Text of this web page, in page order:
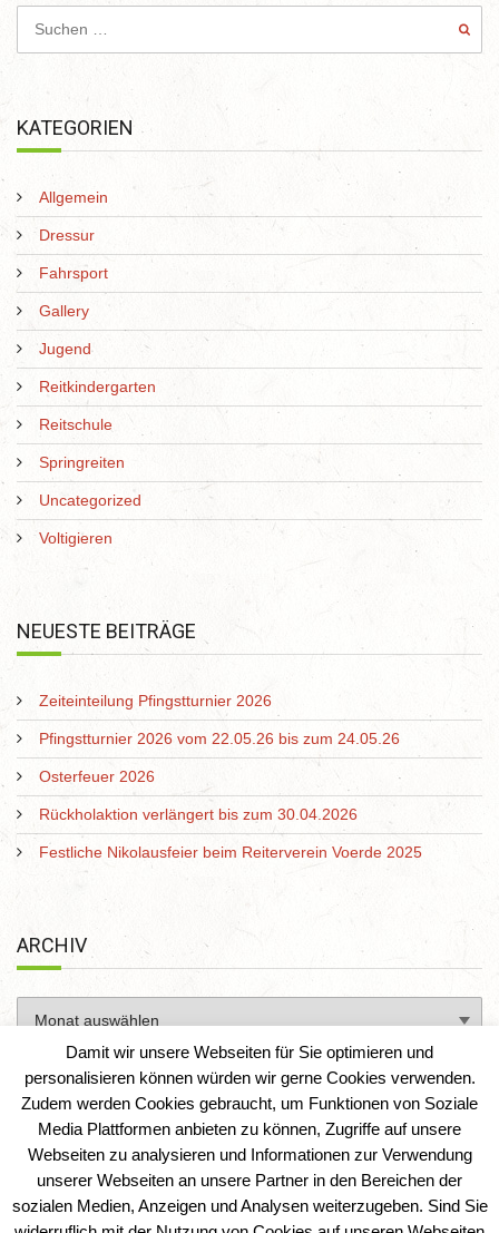
KATEGORIEN
Allgemein
Dressur
Fahrsport
Gallery
Jugend
Reitkindergarten
Reitschule
Springreiten
Uncategorized
Voltigieren
NEUESTE BEITRÄGE
Zeiteinteilung Pfingstturnier 2026
Pfingstturnier 2026 vom 22.05.26 bis zum 24.05.26
Osterfeuer 2026
Rückholaktion verlängert bis zum 30.04.2026
Festliche Nikolausfeier beim Reiterverein Voerde 2025
ARCHIV
Reiterverein Voerde e. V.|IT-Solution-AD
Damit wir unsere Webseiten für Sie optimieren und
personalisieren können würden wir gerne Cookies verwenden.
Zudem werden Cookies gebraucht, um Funktionen von Soziale
Media Plattformen anbieten zu können, Zugriffe auf unsere
Webseiten zu analysieren und Informationen zur Verwendung
unserer Webseiten an unsere Partner in den Bereichen der
sozialen Medien, Anzeigen und Analysen weiterzugeben. Sind Sie